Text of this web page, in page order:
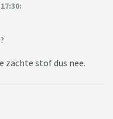
zachte stof dus nee.